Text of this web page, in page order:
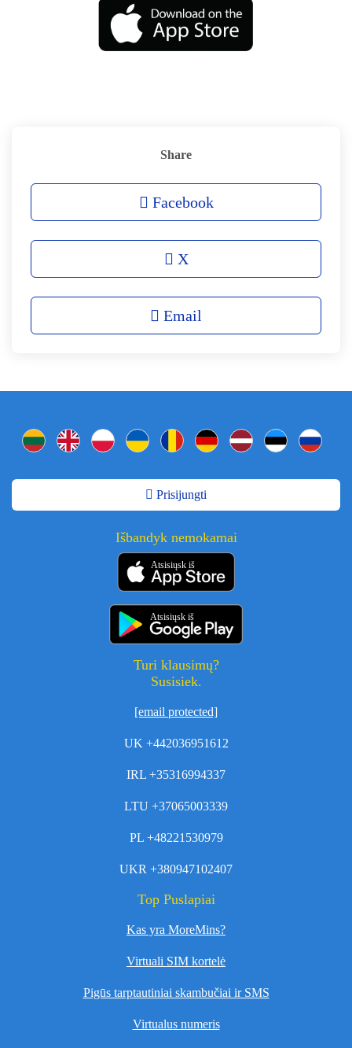
Share
Facebook
X
Email
Prisijungti
Išbandyk nemokamai
Atsisiųsk iš
Atsisiųsk iš
Turi klausimų?
Susisiek.
[email protected]
UK +442036951612
IRL +35316994337
LTU +37065003339
PL +48221530979
UKR +380947102407
Top Puslapiai
Kas yra MoreMins?
Virtuali SIM kortelė
Pigūs tarptautiniai skambučiai ir SMS
Virtualus numeris